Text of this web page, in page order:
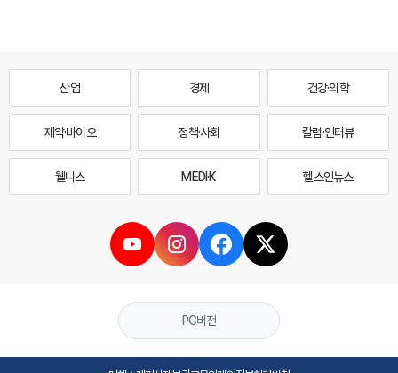
산업 경제 건강·의학
제약·바이오 정책·사회 칼럼·인터뷰
웰니스 MEDI·K 헬스인뉴스
PC버전